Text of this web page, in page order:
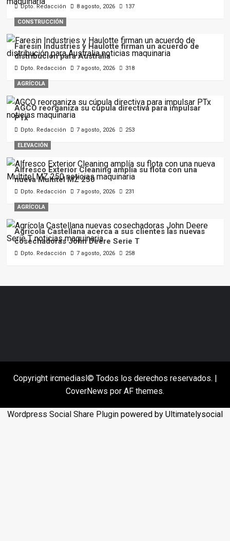
Dpto. Redacción 8 agosto, 2026 137
CONSTRUCCIÓN
Faresin Industries y Haulotte firman un acuerdo de
distribución para Australia
Dpto. Redacción 7 agosto, 2026 318
AGRÍCOLA
AGCO reorganiza su cúpula directiva para impulsar
PTx
Dpto. Redacción 7 agosto, 2026 253
ELEVACIÓN
Alfresco Exterior Cleaning amplía su flota con una
nueva Multitel MZ 250
Dpto. Redacción 7 agosto, 2026 231
AGRÍCOLA
Agrícola Castellana acerca a sus clientes las nuevas
cosechadoras John Deere Serie T
Dpto. Redacción 7 agosto, 2026 258
Copyright ircmediasl© Todos los derechos reservados.
CoverNews por AF themes.
Wordpress Social Share Plugin powered by Ultimatelysocial